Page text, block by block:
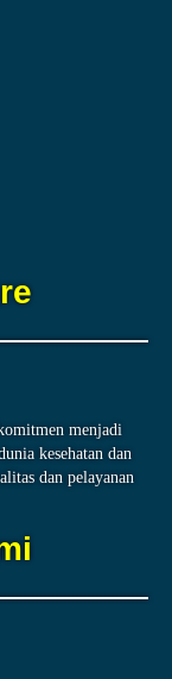
menjadi
kesehatan dan
dan pelayanan